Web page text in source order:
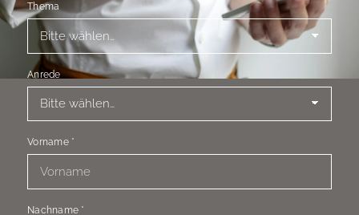
Thema
Anrede
Vorname *
Nachname *